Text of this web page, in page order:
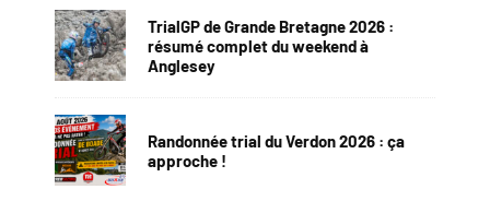
TrialGP de Grande Bretagne 2026 :
résumé complet du weekend à
Anglesey
Randonnée trial du Verdon 2026 : ça
approche !